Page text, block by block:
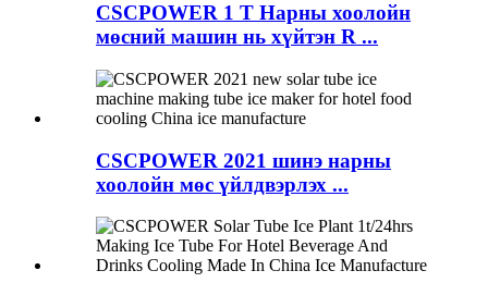
CSCPOWER 1 T Нарны хоолойн
мөсний машин нь хүйтэн R ...
CSCPOWER 2021 шинэ нарны
хоолойн мөс үйлдвэрлэх ...